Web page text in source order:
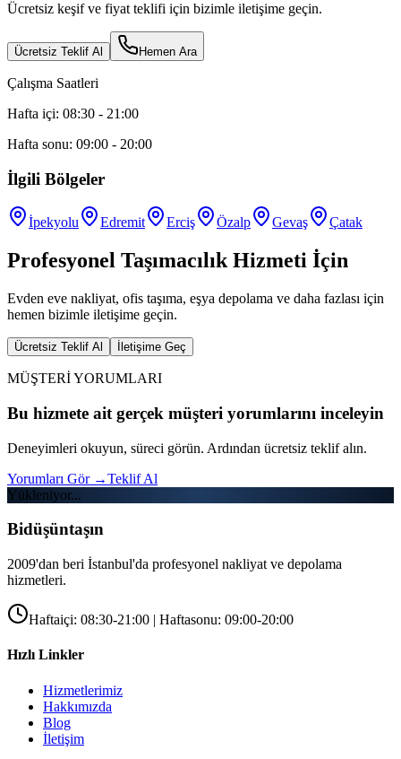
Ücretsiz keşif ve fiyat teklifi için bizimle iletişime geçin.
Ücretsiz Teklif Al Hemen Ara
Çalışma Saatleri
Hafta içi: 08:30 - 21:00
Hafta sonu: 09:00 - 20:00
İlgili Bölgeler
İpekyolu Edremit Erciş Özalp Gevaş Çatak
Profesyonel Taşımacılık Hizmeti İçin
Evden eve nakliyat, ofis taşıma, eşya depolama ve daha fazlası için
hemen bizimle iletişime geçin.
Ücretsiz Teklif Al İletişime Geç
MÜŞTERİ YORUMLARI
Bu hizmete ait gerçek müşteri yorumlarını inceleyin
Deneyimleri okuyun, süreci görün. Ardından ücretsiz teklif alın.
Yorumları Gör →Teklif Al
Yükleniyor...
Bidüşüntaşın
2009'dan beri İstanbul'da profesyonel nakliyat ve depolama
hizmetleri.
Haftaiçi: 08:30-21:00 | Haftasonu: 09:00-20:00
Hızlı Linkler
Hizmetlerimiz
Hakkımızda
Blog
İletişim